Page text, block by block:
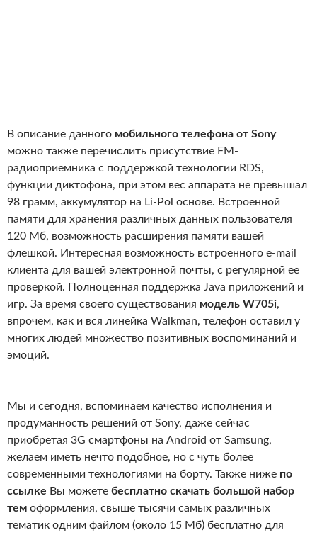
В описание данного мобильного телефона от Sony
можно также перечислить присутствие FM-
радиоприемника с поддержкой технологии RDS,
функции диктофона, при этом вес аппарата не превышал
98 грамм, аккумулятор на Li-Pol основе. Встроенной
памяти для хранения различных данных пользователя
120 Мб, возможность расширения памяти вашей
флешкой. Интересная возможность встроенного e-mail
клиента для вашей электронной почты, с регулярной ее
проверкой. Полноценная поддержка Java приложений и
игр. За время своего существования модель W705i,
впрочем, как и вся линейка Walkman, телефон оставил у
многих людей множество позитивных воспоминаний и
эмоций.
Мы и сегодня, вспоминаем качество исполнения и
продуманность решений от Sony, даже сейчас
приобретая 3G смартфоны на Android от Samsung,
желаем иметь нечто подобное, но с чуть более
современными технологиями на борту. Также ниже по
ссылке Вы можете бесплатно скачать большой набор
тем оформления, свыше тысячи самых различных
тематик одним файлом (около 15 Мб) бесплатно для